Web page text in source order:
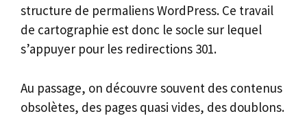
structure de permaliens WordPress. Ce travail
de cartographie est donc le socle sur lequel
s’appuyer pour les redirections 301.
Au passage, on découvre souvent des contenus
obsolètes, des pages quasi vides, des doublons.